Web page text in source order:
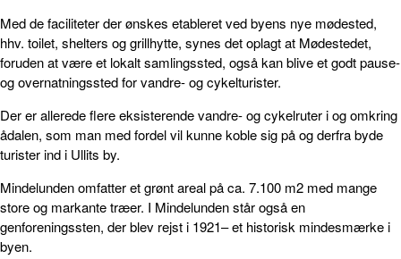
Med de faciliteter der ønskes etableret ved byens nye mødested,
hhv. toilet, shelters og grillhytte, synes det oplagt at Mødestedet,
foruden at være et lokalt samlingssted, også kan blive et godt pause-
og overnatningssted for vandre- og cykelturister.
Der er allerede flere eksisterende vandre- og cykelruter i og omkring
ådalen, som man med fordel vil kunne koble sig på og derfra byde
turister ind i Ullits by.
Mindelunden omfatter et grønt areal på ca. 7.100 m2 med mange
store og markante træer. I Mindelunden står også en
genforeningssten, der blev rejst i 1921– et historisk mindesmærke i
byen.